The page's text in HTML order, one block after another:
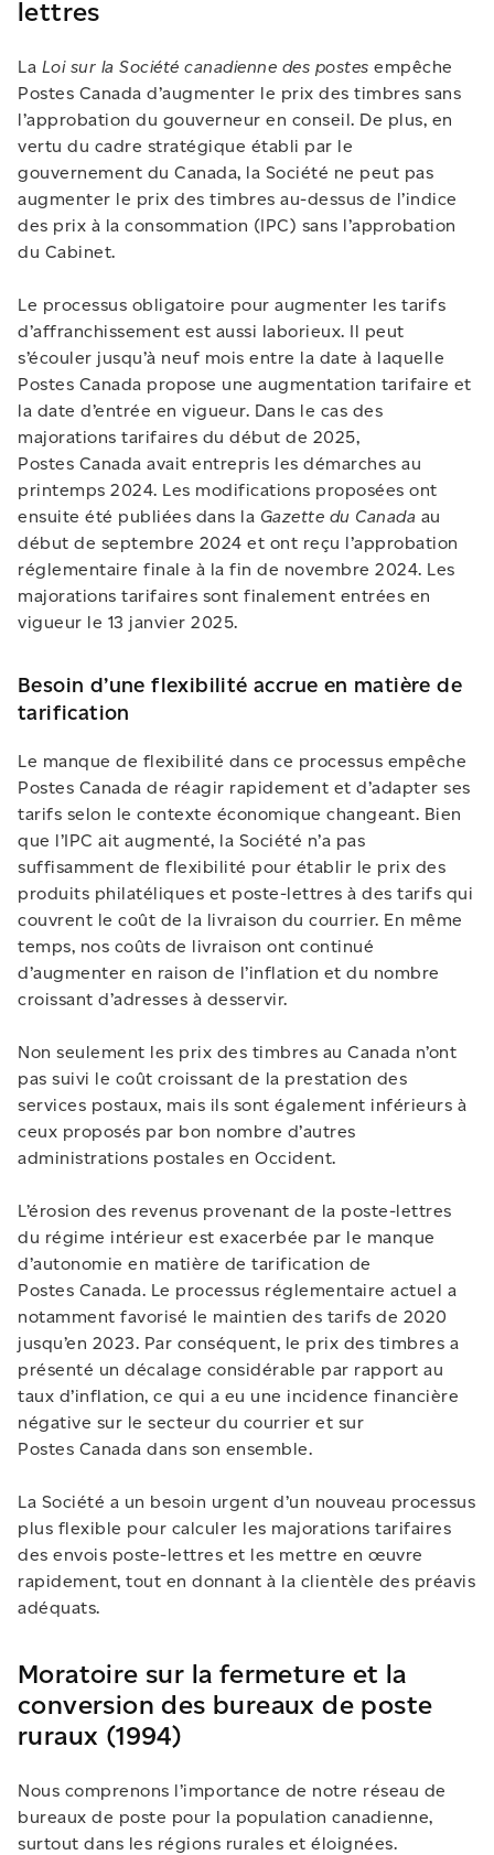
lettres
La Loi sur la Société canadienne des postes empêche
Postes Canada d’augmenter le prix des timbres sans
l’approbation du gouverneur en conseil. De plus, en
vertu du cadre stratégique établi par le
gouvernement du Canada, la Société ne peut pas
augmenter le prix des timbres au-dessus de l’indice
des prix à la consommation (IPC) sans l’approbation
du Cabinet.
Le processus obligatoire pour augmenter les tarifs
d’affranchissement est aussi laborieux. Il peut
s’écouler jusqu’à neuf mois entre la date à laquelle
Postes Canada propose une augmentation tarifaire et
la date d’entrée en vigueur. Dans le cas des
majorations tarifaires du début de 2025,
Postes Canada avait entrepris les démarches au
printemps 2024. Les modifications proposées ont
ensuite été publiées dans la Gazette du Canada au
début de septembre 2024 et ont reçu l’approbation
réglementaire finale à la fin de novembre 2024. Les
majorations tarifaires sont finalement entrées en
vigueur le 13 janvier 2025.
Besoin d’une flexibilité accrue en matière de
tarification
Le manque de flexibilité dans ce processus empêche
Postes Canada de réagir rapidement et d’adapter ses
tarifs selon le contexte économique changeant. Bien
que l’IPC ait augmenté, la Société n’a pas
suffisamment de flexibilité pour établir le prix des
produits philatéliques et poste-lettres à des tarifs qui
couvrent le coût de la livraison du courrier. En même
temps, nos coûts de livraison ont continué
d’augmenter en raison de l’inflation et du nombre
croissant d’adresses à desservir.
Non seulement les prix des timbres au Canada n’ont
pas suivi le coût croissant de la prestation des
services postaux, mais ils sont également inférieurs à
ceux proposés par bon nombre d’autres
administrations postales en Occident.
L’érosion des revenus provenant de la poste-lettres
du régime intérieur est exacerbée par le manque
d’autonomie en matière de tarification de
Postes Canada. Le processus réglementaire actuel a
notamment favorisé le maintien des tarifs de 2020
jusqu’en 2023. Par conséquent, le prix des timbres a
présenté un décalage considérable par rapport au
taux d’inflation, ce qui a eu une incidence financière
négative sur le secteur du courrier et sur
Postes Canada dans son ensemble.
La Société a un besoin urgent d’un nouveau processus
plus flexible pour calculer les majorations tarifaires
des envois poste-lettres et les mettre en œuvre
rapidement, tout en donnant à la clientèle des préavis
adéquats.
Moratoire sur la fermeture et la
conversion des bureaux de poste
ruraux (1994)
Nous comprenons l’importance de notre réseau de
bureaux de poste pour la population canadienne,
surtout dans les régions rurales et éloignées.